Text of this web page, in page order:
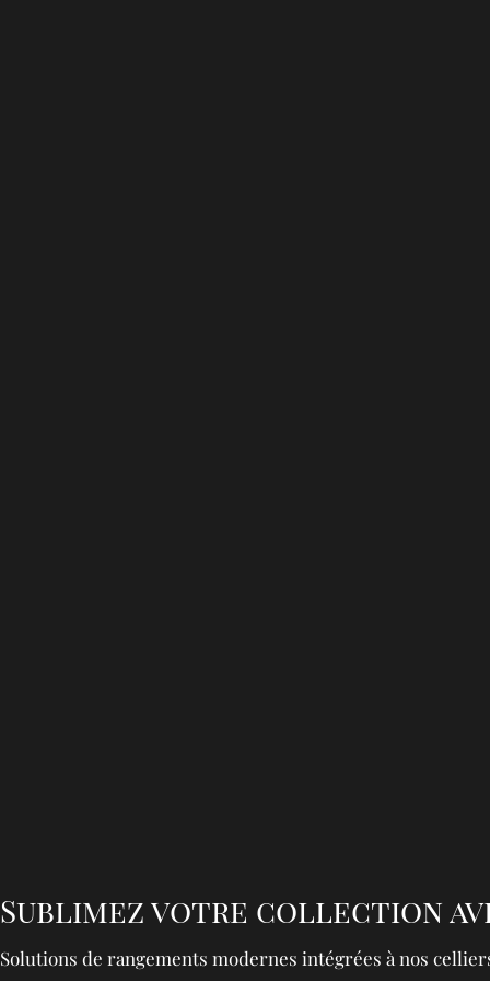
Sublimez votre collection
Solutions de rangements modernes intégrées à nos